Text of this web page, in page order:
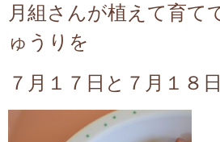
月組さんが植えて育て
ゅうりを
７月１７日と ７月１８